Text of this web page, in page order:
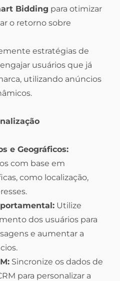
Bidding para otimizar
o retorno sobre
estratégias de
usuários que já
utilizando anúncios
e Geográficos:
com base em
como localização,
Utilize
dos usuários para
e aumentar a
Sincronize os dados de
para personalizar a